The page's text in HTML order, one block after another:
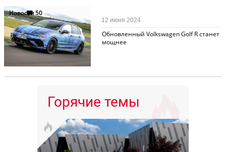
Новости50
Обновленный Volkswagen Golf R станет
мощнее
12 июня 2024
Горячие темы